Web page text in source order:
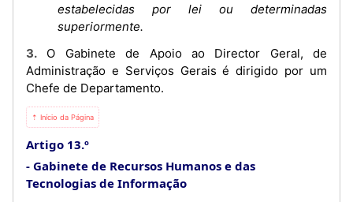
estabelecidas por lei ou determinadas
superiormente.
3. O Gabinete de Apoio ao Director Geral, de
Administração e Serviços Gerais é dirigido por um
Chefe de Departamento.
⇡ Início da Página
Artigo 13.º
Gabinete de Recursos Humanos e das
Tecnologias de Informação